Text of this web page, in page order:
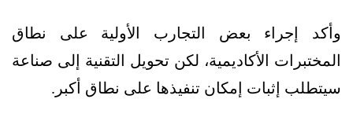
وأكد إجراء بعض التجارب الأولية على نطاق
المختبرات الأكاديمية، لكن تحويل التقنية إلى صناعة
سيتطلب إثبات إمكان تنفيذها على نطاق أكبر.